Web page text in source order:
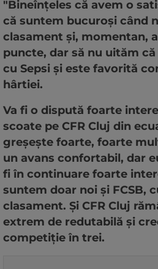
"Bineînțeles că avem o
că suntem bucuroși când
clasament și, momentan,
puncte, dar să nu uităm că
cu Sepsi și este favorită
hârtiei.
Va fi o dispută foarte
scoate pe CFR Cluj din
greșește foarte, foarte
un avans confortabil, dar
fi în continuare foarte
suntem doar noi și FCSB,
clasament. Și CFR Cluj
extrem de redutabilă și
competiție în trei.